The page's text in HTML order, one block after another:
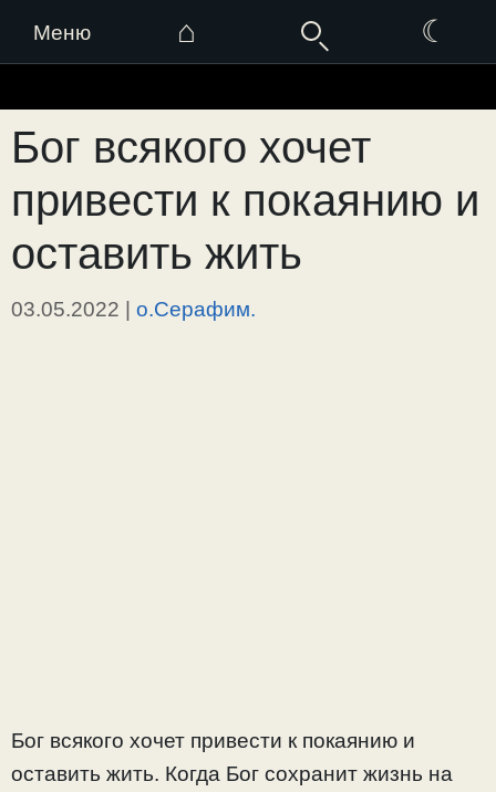
Меню ⌂ ☾
к
содержимому
Бог всякого хочет
привести к покаянию и
оставить жить
03.05.2022 | о.Серафим.
Бог всякого хочет привести к покаянию и
оставить жить. Когда Бог сохранит жизнь на